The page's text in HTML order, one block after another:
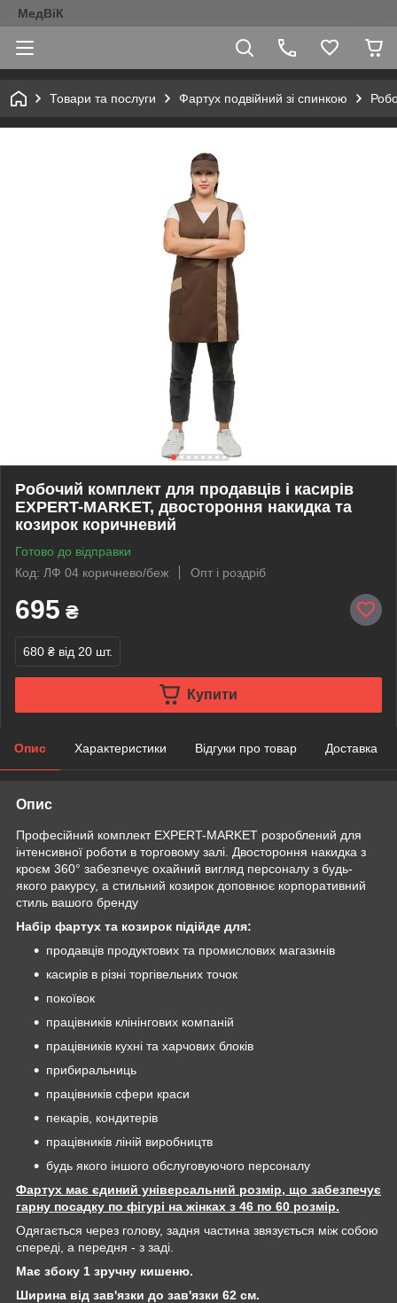
МедВіК
Товари та послуги Фартух подвійний зі спинкою
Робочий комплект для продавців і касирів
EXPERT-MARKET, двостороння накидка та
козирок коричневий
Готово до відправки
Код: ЛФ 04 коричнево/беж
Опт і роздріб
695 ₴
680 ₴ від 20 шт.
Купити
Опис Характеристики Відгуки про товар Доставка
Опис
Професійний комплект EXPERT-MARKET розроблений для
інтенсивної роботи в торговому залі. Двостороння накидка з
кроєм 360° забезпечує охайний вигляд персоналу з будь-
якого ракурсу, а стильний козирок доповнює корпоративний
стиль вашого бренду
Набір фартух та козирок підійде для:
продавців продуктових та промислових магазинів
касирів в різні торгівельних точок
покоївок
працівників клінінгових компаній
працівників кухні та харчових блоків
прибиральниць
працівників сфери краси
пекарів, кондитерів
працівників ліній виробництв
будь якого іншого обслуговуючого персоналу
Фартух має єдиний універсальний розмір, що забезпечує
гарну посадку по фігурі на жінках з 46 по 60 розмір.
Одягається через голову, задня частина звязується між собою
спереді, а передня - з заді.
Має збоку 1 зручну кишеню.
Ширина від зав'язки до зав'язки 62 см.